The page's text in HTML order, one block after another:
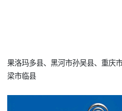
果洛玛多县、黑河市孙吴县、重庆
梁市临县